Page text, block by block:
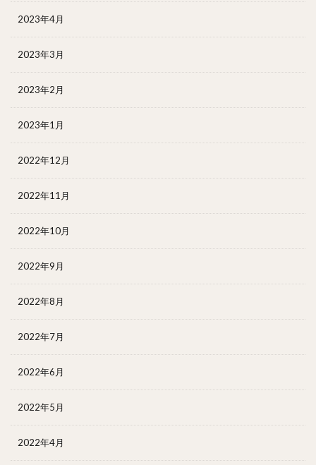
2023年4月
2023年3月
2023年2月
2023年1月
2022年12月
2022年11月
2022年10月
2022年9月
2022年8月
2022年7月
2022年6月
2022年5月
2022年4月